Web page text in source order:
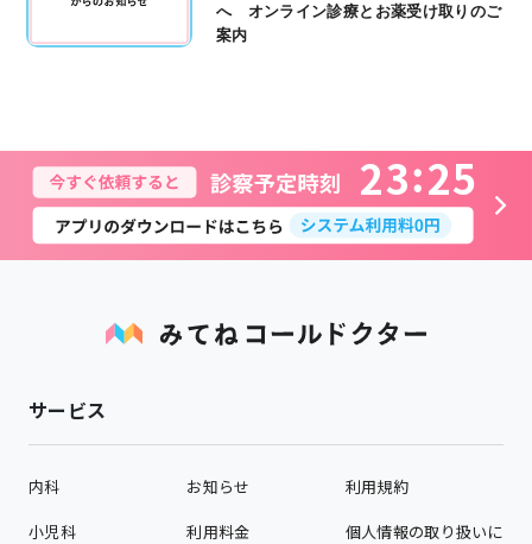
へ オンライン診療とお薬受け取りのご
案内
23 25
サービス
内科
小児科
お知らせ
利用料金
利用規約
個人情報の取り扱いに